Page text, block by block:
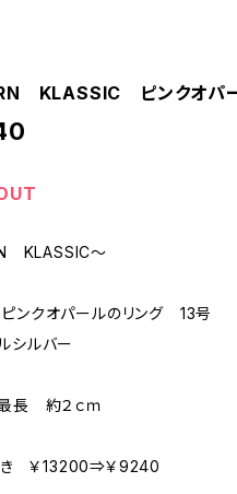
KLASSIC ピンクオ
KLASSIC～
ンクオパールのリング 13号
シルバー
長 約２ｃｍ
￥13200⇒￥9240